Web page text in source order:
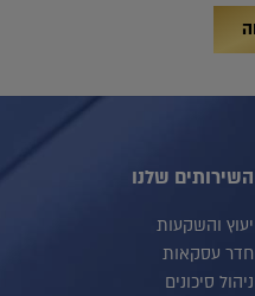
השירותים שלנו
יעוץ והשקעות
חדר עסקאות
ניהול סיכונים